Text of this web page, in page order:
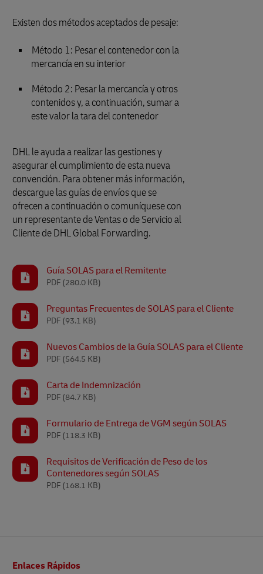
Existen dos métodos aceptados de pesaje:
Método 1: Pesar el contenedor con la
mercancía en su interior
Método 2: Pesar la mercancía y otros
contenidos y, a continuación, sumar a
este valor la tara del contenedor
DHL le ayuda a realizar las gestiones y
asegurar el cumplimiento de esta nueva
convención. Para obtener más información,
descargue las guías de envíos que se
ofrecen a continuación o comuníquese con
un representante de Ventas o de Servicio al
Cliente de DHL Global Forwarding.
Guía SOLAS para el Remitente
PDF (280.0 KB)
Preguntas Frecuentes de SOLAS para el Cliente
PDF (93.1 KB)
Nuevos Cambios de la Guía SOLAS para el Cliente
PDF (564.5 KB)
Carta de Indemnización
PDF (84.7 KB)
Formulario de Entrega de VGM según SOLAS
PDF (118.3 KB)
Requisitos de Verificación de Peso de los
Contenedores según SOLAS
PDF (168.1 KB)
de
Enlaces Rápidos